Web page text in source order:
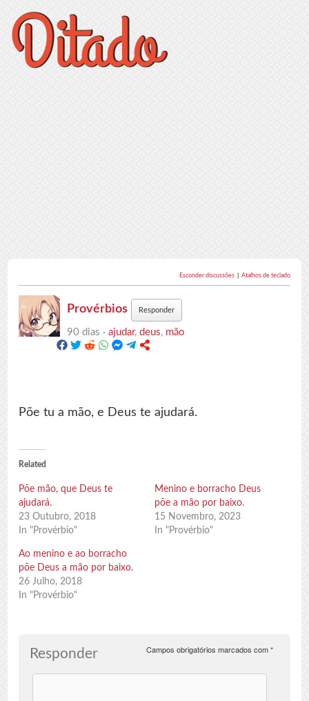
Esconder discussões Atalhos de teclado
Provérbios Responder
90 dias ·ajudar,deus, mão
Põe tu a mão, e Deus te ajudará.
Related
Põe mão, que Deus te
ajudará.
23 Outubro, 2018
In "Provérbio"
Menino e borracho Deus
põe a mão por baixo.
15 Novembro, 2023
In "Provérbio"
Ao menino e ao borracho
põe Deus a mão por baixo.
26 Julho, 2018
In "Provérbio"
Responder Campos obrigatórios marcados com*